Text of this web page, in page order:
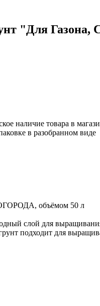
"Для Газона,
наличие товара в
в разобранном виде
объёмом 50 л
слой для
подходит для